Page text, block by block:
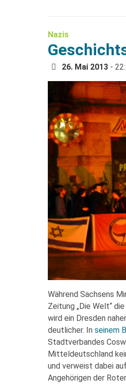
Nazis
26. Mai 2013 -
Während Sachsens
Zeitung „Die Welt“
wird ein Dresden
deutlicher. In seinem
Stadtverbandes
Mitteldeutschland
und verweist dabei
Angehörigen der